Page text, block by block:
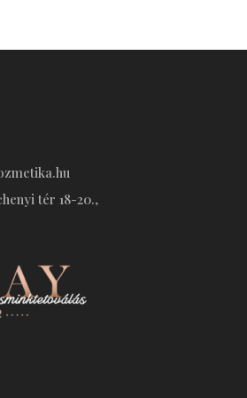
tér 18-20.,